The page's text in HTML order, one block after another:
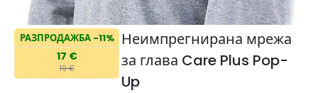
РАЗПРОДАЖБА -11%
17 €
19 €
Неимпрегнирана мрежа
за глава Care Plus Pop-
Up